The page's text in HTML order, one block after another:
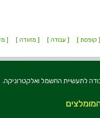
[ קופסת ] [ עבודה ] [ מזוודה ] [
וכלי עבודה לתעשיית החשמל ואלקטרוניקה.